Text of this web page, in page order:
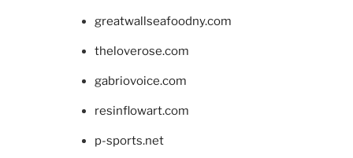
greatwallseafoodny.com
theloverose.com
gabriovoice.com
resinflowart.com
p-sports.net